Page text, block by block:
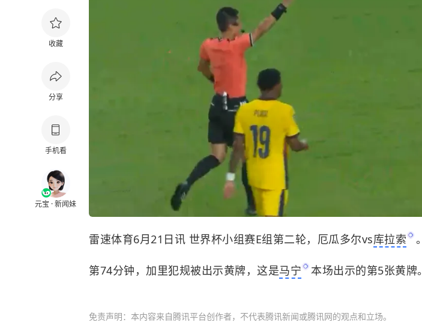
收藏
分享
手机看
元宝 · 新闻妹
雷速体育6月21日讯 世界杯小组赛E组第二轮，厄瓜多尔vs库拉索 。
第74分钟，加里犯规被出示黄牌，这是马宁 本场出示的第5张黄牌。
免责声明：本内容来自腾讯平台创作者，不代表腾讯新闻或腾讯网的观点和立场。